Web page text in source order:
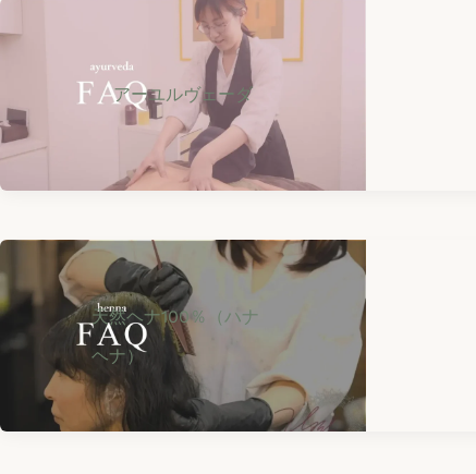
アーユルヴェーダ
天然ヘナ100％（ハナ
ヘナ）